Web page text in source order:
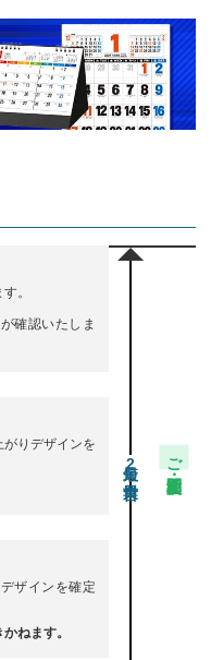
。
確認いたしま
りデザインを
ザインを確定
ねます。
2 ご注文・校正期間